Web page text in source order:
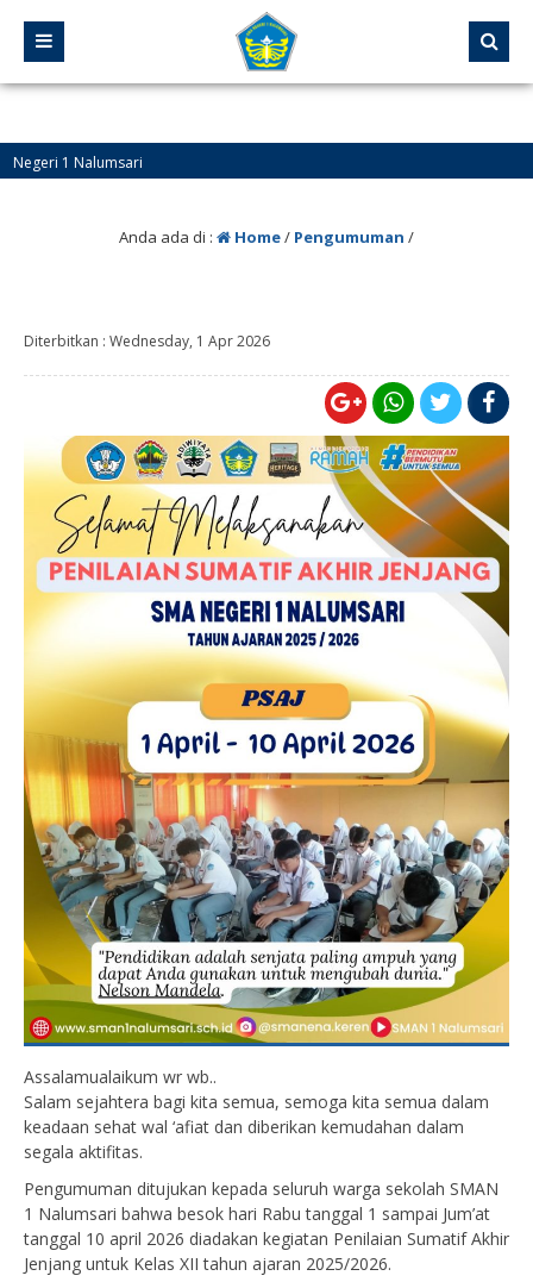
Anda ada di : Home/ Pengumuman /
Diterbitkan : Wednesday, 1 Apr 2026
Assalamualaikum wr wb..
Salam sejahtera bagi kita semua, semoga kita semua dalam
keadaan sehat wal ‘afiat dan diberikan kemudahan dalam
segala aktifitas.
Pengumuman ditujukan kepada seluruh warga sekolah SMAN
1 Nalumsari bahwa besok hari Rabu tanggal 1 sampai Jum’at
tanggal 10 april 2026 diadakan kegiatan Penilaian Sumatif Akhir
Jenjang untuk Kelas XII tahun ajaran 2025/2026.